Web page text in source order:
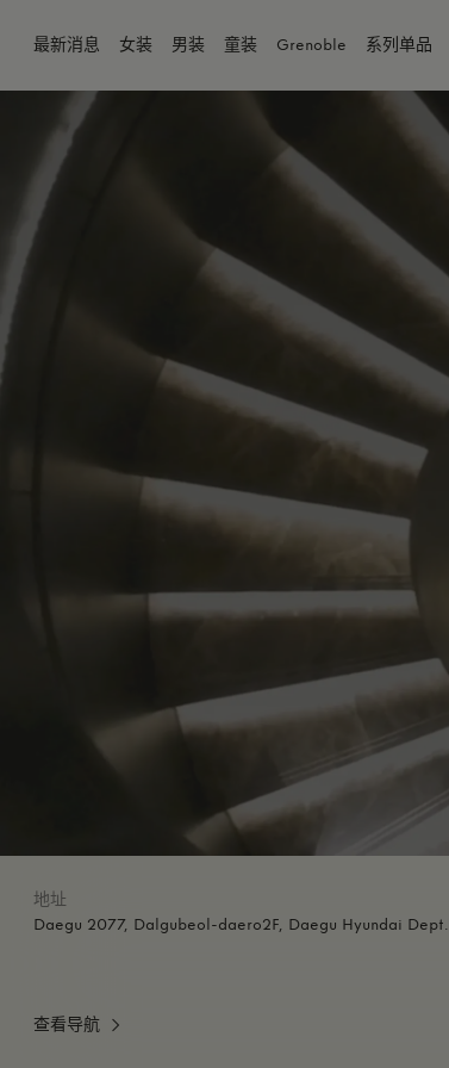
最新消息 女装 男装 童装 Grenoble 系列单品
地址
Daegu 2077, Dalgubeol-daero2F, Daegu Hyundai Dept.
查看导航